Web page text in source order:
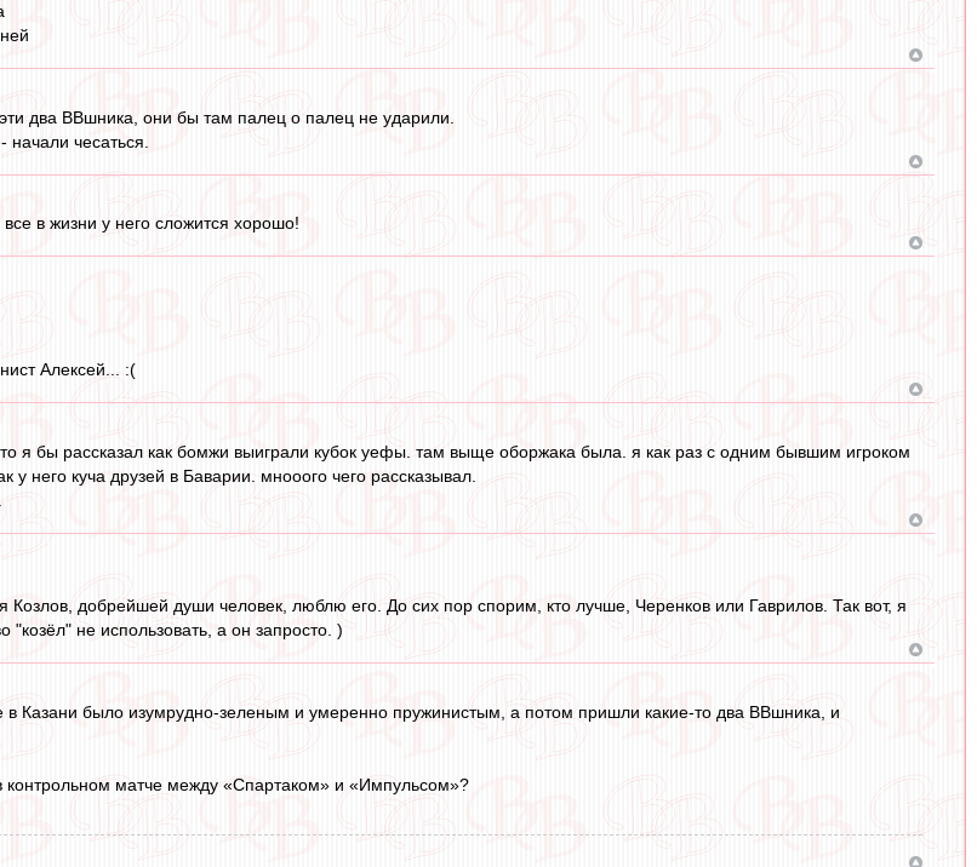
два ВВшника, они бы там палец о палец не ударили.
начали чесаться.
в жизни у него сложится хорошо!
Алексей... :(
то я бы рассказал как бомжи выиграли кубок уефы. там выще оборжака была. я как раз с одним бывшим игроком
у него куча друзей в Баварии. мнооого чего рассказывал.
добрейшей души человек, люблю его. До сих пор спорим, кто лучше, Черенков или Гаврилов. Так вот, я
"козёл" не использовать, а он запросто. )
в Казани было изумрудно-зеленым и умеренно пружинистым, а потом пришли какие-то два ВВшника, и
контрольном матче между «Спартаком» и «Импульсом»?